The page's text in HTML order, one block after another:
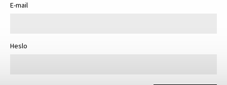
E-mail
Heslo